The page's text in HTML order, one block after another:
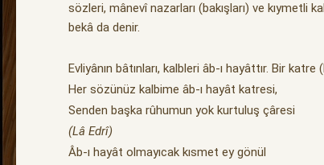
sözleri, mânevî nazarları (bakışları) ve kıymetli
bekâ da denir.
Evliyânın bâtınları, kalbleri âb-ı hayâttır. Bir
Her sözünüz kalbime âb-ı hayât katresi,
Senden başka rûhumun yok kurtuluş çâresi
(Lâ Edrî)
Âb-ı hayât olmayıcak kısmet ey gönül